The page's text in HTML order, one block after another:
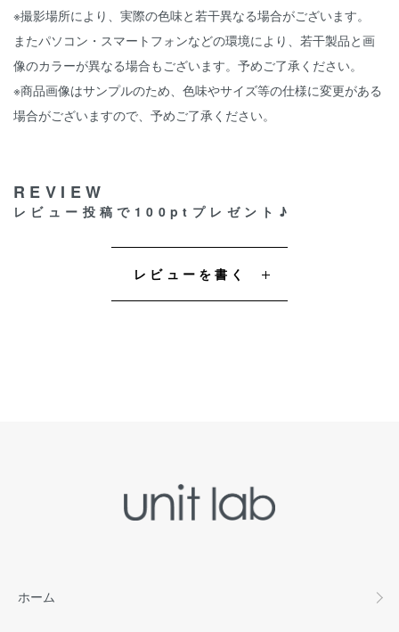
※撮影場所により、実際の色味と若干異なる場合がございます。
またパソコン・スマートフォンなどの環境により、若干製品と画
像のカラーが異なる場合もございます。予めご了承ください。
※商品画像はサンプルのため、色味やサイズ等の仕様に変更がある
場合がございますので、予めご了承ください。
REVIEW
レビュー投稿で100ptプレゼント♪
レビューを書く
ホーム